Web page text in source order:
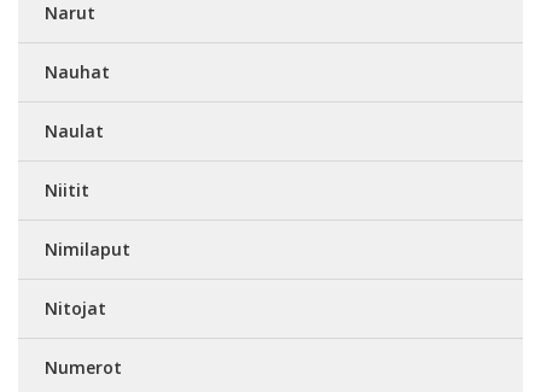
Narut
Nauhat
Naulat
Niitit
Nimilaput
Nitojat
Numerot